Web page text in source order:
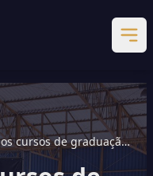
cursos de graduação
protagonizaram trote